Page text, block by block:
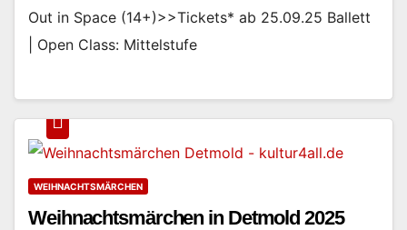
Out in Space (14+)>>Tickets* ab 25.09.25 Ballett
| Open Class: Mittelstufe
WEIHNACHTSMÄRCHEN
Weihnachtsmärchen in Detmold 2025